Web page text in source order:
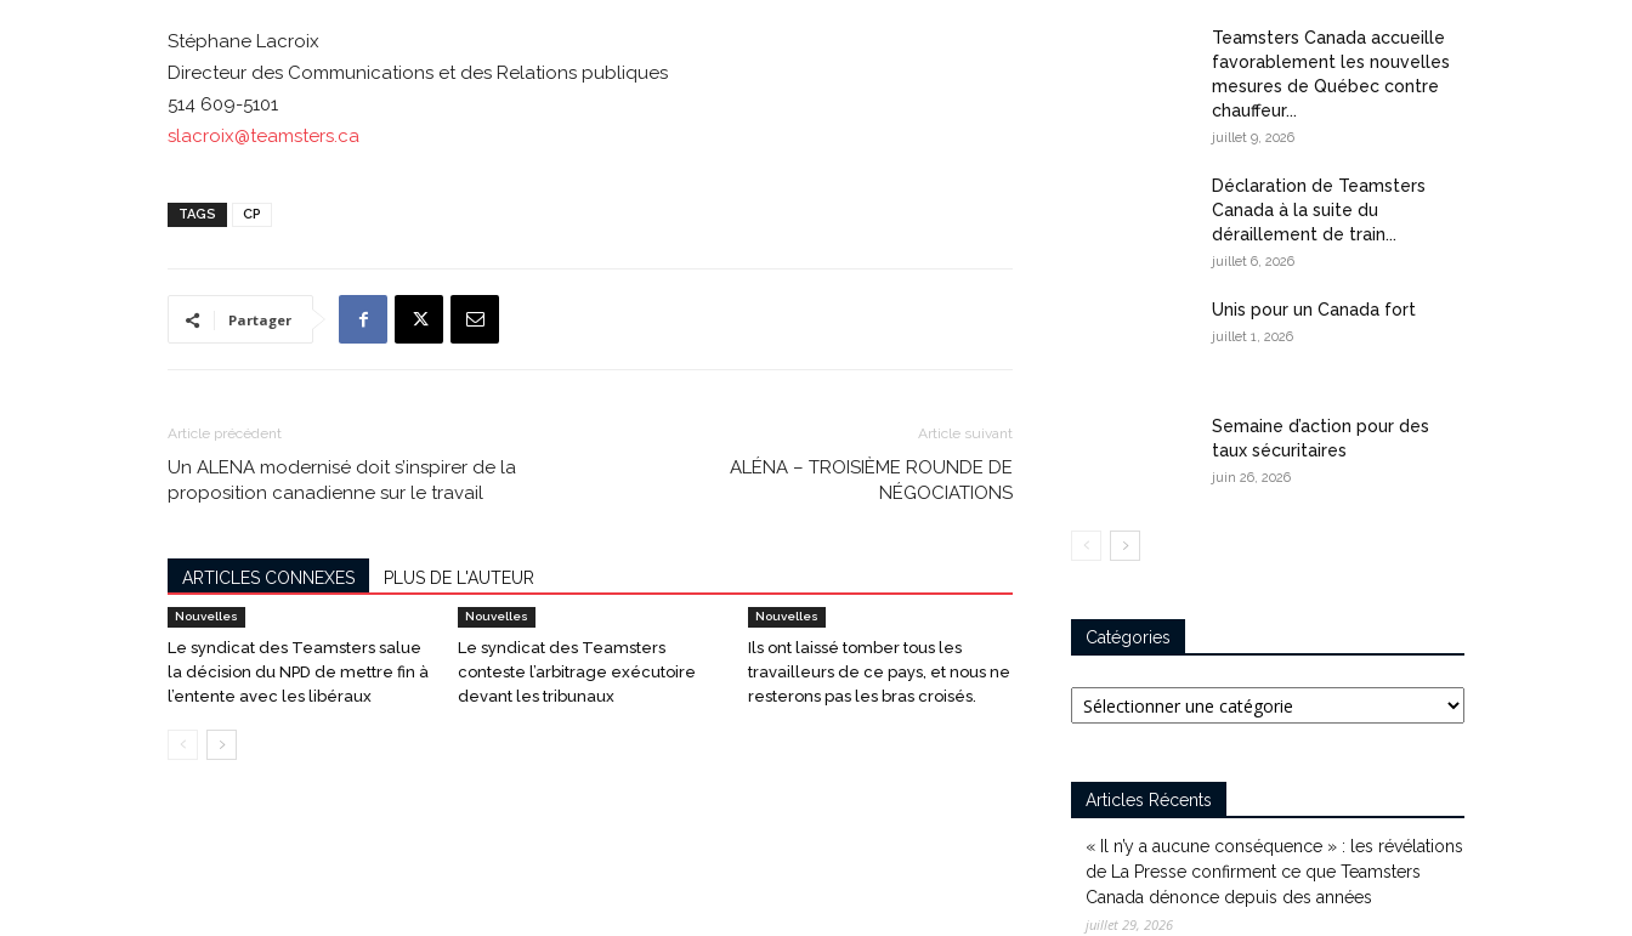
Stéphane Lacroix
Directeur des Communications et des Relations publiques
514 609-5101
slacroix@teamsters.ca
TAGS CP
Partager
Article précédent
Un ALENA modernisé doit s’inspirer de la
proposition canadienne sur le travail
Article suivant
ALÉNA – TROISIÈME ROUNDE DE
NÉGOCIATIONS
ARTICLES CONNEXES PLUS DE L'AUTEUR
Nouvelles
Le syndicat des Teamsters salue
la décision du NPD de mettre fin à
l’entente avec les libéraux
Nouvelles
Le syndicat des Teamsters
conteste l’arbitrage exécutoire
devant les tribunaux
Nouvelles
Ils ont laissé tomber tous les
travailleurs de ce pays, et nous ne
resterons pas les bras croisés.
Teamsters Canada accueille
favorablement les nouvelles
mesures de Québec contre
chauffeur...
juillet 9, 2026
Déclaration de Teamsters
Canada à la suite du
déraillement de train...
juillet 6, 2026
Unis pour un Canada fort
juillet 1, 2026
Semaine d’action pour des
taux sécuritaires
juin 26, 2026
Catégories
Catégories
Articles Récents
« Il n’y a aucune conséquence » : les révélations
de La Presse confirment ce que Teamsters
Canada dénonce depuis des années
juillet 29, 2026